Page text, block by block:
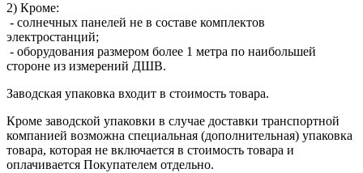
2) Кроме:
- солнечных панелей не в составе комплектов
электростанций;
- оборудования размером более 1 метра по наибольшей
стороне из измерений ДШВ.
Заводская упаковка входит в стоимость товара.
Кроме заводской упаковки в случае доставки транспортной
компанией возможна специальная (дополнительная) упаковка
товара, которая не включается в стоимость товара и
оплачивается Покупателем отдельно.